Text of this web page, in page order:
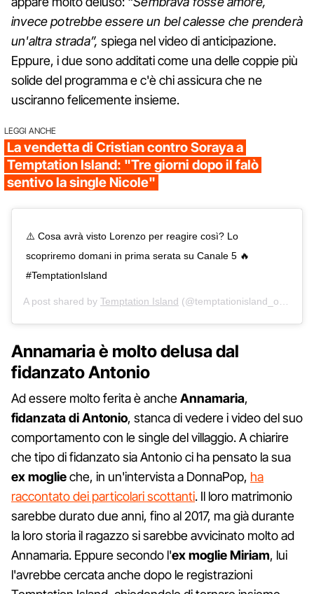
invece potrebbe essere un bel calesse che prenderà
un'altra strada”, spiega nel video di anticipazione.
Eppure, i due sono additati come una delle coppie più
solide del programma e c'è chi assicura che ne
usciranno felicemente insieme.
LEGGI ANCHE
La vendetta di Cristian contro Soraya a
Temptation Island: "Tre giorni dopo il falò
sentivo la single Nicole"
⚠️ Cosa avrà visto Lorenzo per reagire così? Lo
scopriremo domani in prima serata su Canale 5 🔥
#TemptationIsland
A post shared by Temptation Island (@temptationisland_official) on
Annamaria è molto delusa dal
fidanzato Antonio
Ad essere molto ferita è ancheAnnamaria,
fidanzata di Antonio, stanca di vedere i video del suo
comportamento con le single del villaggio. A chiarire
che tipo di fidanzato sia Antonio ci ha pensato la sua
ex moglieche, in un'intervista a DonnaPop, ha
raccontato dei particolari scottanti. Il loro matrimonio
sarebbe durato due anni, fino al 2017, ma già durante
la loro storia il ragazzo si sarebbe avvicinato molto ad
Annamaria. Eppure secondo l'ex moglie Miriam, lui
l'avrebbe cercata anche dopo le registrazioni